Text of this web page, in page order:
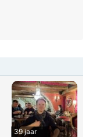
39 jaar